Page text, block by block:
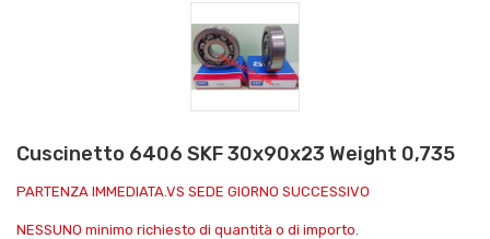
Cuscinetto 6406 SKF 30x90x23 Weight 0,735
PARTENZA IMMEDIATA.VS SEDE GIORNO SUCCESSIVO
NESSUNO minimo richiesto di quantità o di importo.